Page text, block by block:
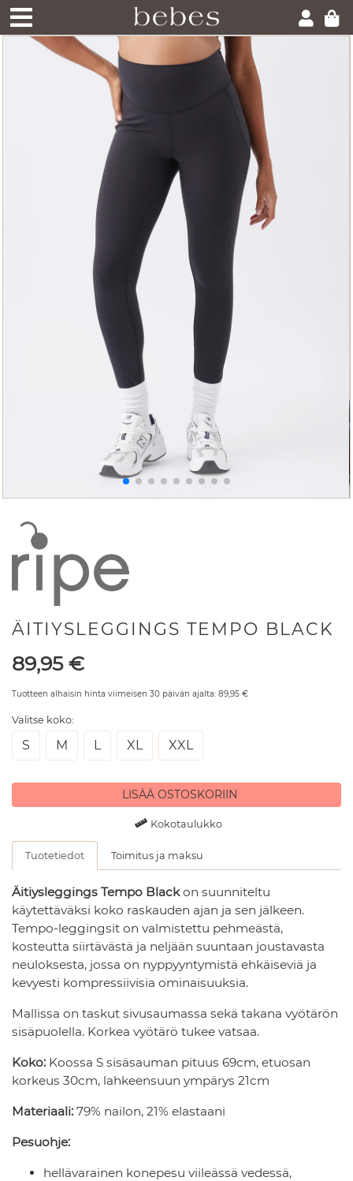
ÄITIYSLEGGINGS TEMPO BLACK
Hinta
89,95 €
Tuotteen alhaisin hinta viimeisen 30 päivän ajalta: 89,95 €
Valitse koko:
S M L XL XXL
LISÄÄ OSTOSKORIIN
Kokotaulukko
Tuotetiedot Toimitus ja maksu
Äitiysleggings Tempo Blackon suunniteltu
käytettäväksi koko raskauden ajan ja sen jälkeen.
Tempo-leggingsit on valmistettu pehmeästä,
kosteutta siirtävästä ja neljään suuntaan joustavasta
neuloksesta, jossa on nyppyyntymistä ehkäiseviä ja
kevyesti kompressiivisia ominaisuuksia.
Mallissa on taskut sivusaumassa sekä takana vyötärön
sisäpuolella. Korkea vyötärö tukee vatsaa.
Koko: Koossa S sisäsauman pituus 69cm, etuosan
korkeus 30cm, lahkeensuun ympärys 21cm
Materiaali: 79% nailon, 21% elastaani
Pesuohje:
hellävarainen konepesu viileässä vedessä,